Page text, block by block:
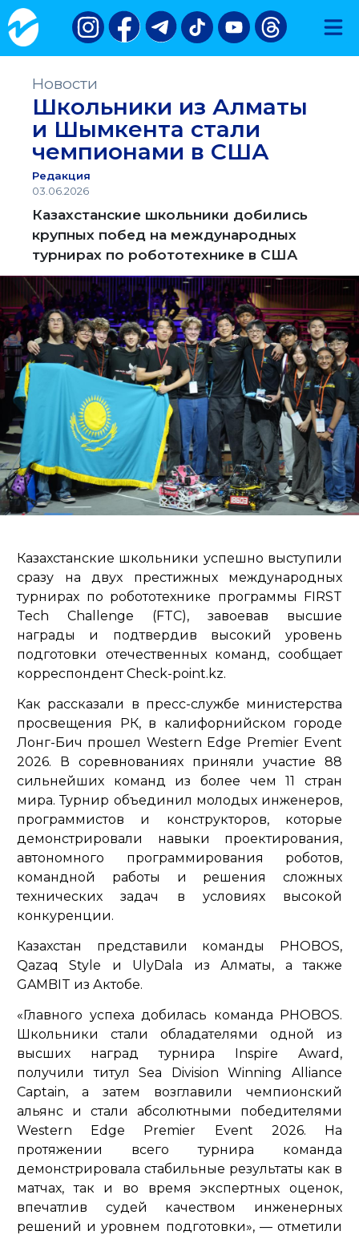
Новости
Школьники из Алматы
и Шымкента стали
чемпионами в США
Редакция
03.06.2026
Казахстанские школьники добились
крупных побед на международных
турнирах по робототехнике в США
Казахстанские школьники успешно выступили
сразу на двух престижных международных
турнирах по робототехнике программы FIRST
Tech Challenge (FTC), завоевав высшие
награды и подтвердив высокий уровень
подготовки отечественных команд, сообщает
корреспондент Check-point.kz.
Как рассказали в пресс-службе министерства
просвещения РК, в калифорнийском городе
Лонг-Бич прошел Western Edge Premier Event
2026. В соревнованиях приняли участие 88
сильнейших команд из более чем 11 стран
мира. Турнир объединил молодых инженеров,
программистов и конструкторов, которые
демонстрировали навыки проектирования,
автономного программирования роботов,
командной работы и решения сложных
технических задач в условиях высокой
конкуренции.
Казахстан представили команды PHOBOS,
Qazaq Style и UlyDala из Алматы, а также
GAMBIT из Актобе.
«Главного успеха добилась команда PHOBOS.
Школьники стали обладателями одной из
высших наград турнира Inspire Award,
получили титул Sea Division Winning Alliance
Captain, а затем возглавили чемпионский
альянс и стали абсолютными победителями
Western Edge Premier Event 2026. На
протяжении всего турнира команда
демонстрировала стабильные результаты как в
матчах, так и во время экспертных оценок,
впечатлив судей качеством инженерных
решений и уровнем подготовки», — отметили